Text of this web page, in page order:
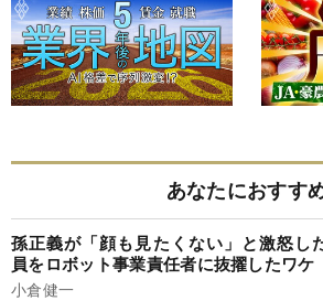
あなたにおすす
孫正義が「顔も見たくない」と激怒し
員をロボット事業責任者に抜擢したワケ
小倉健一